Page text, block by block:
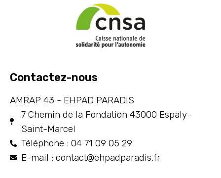
Contactez-nous
AMRAP 43 - EHPAD PARADIS
7 Chemin de la Fondation 43000 Espaly-
Saint-Marcel
Téléphone : 04 71 09 05 29
E-mail : contact@ehpadparadis.fr